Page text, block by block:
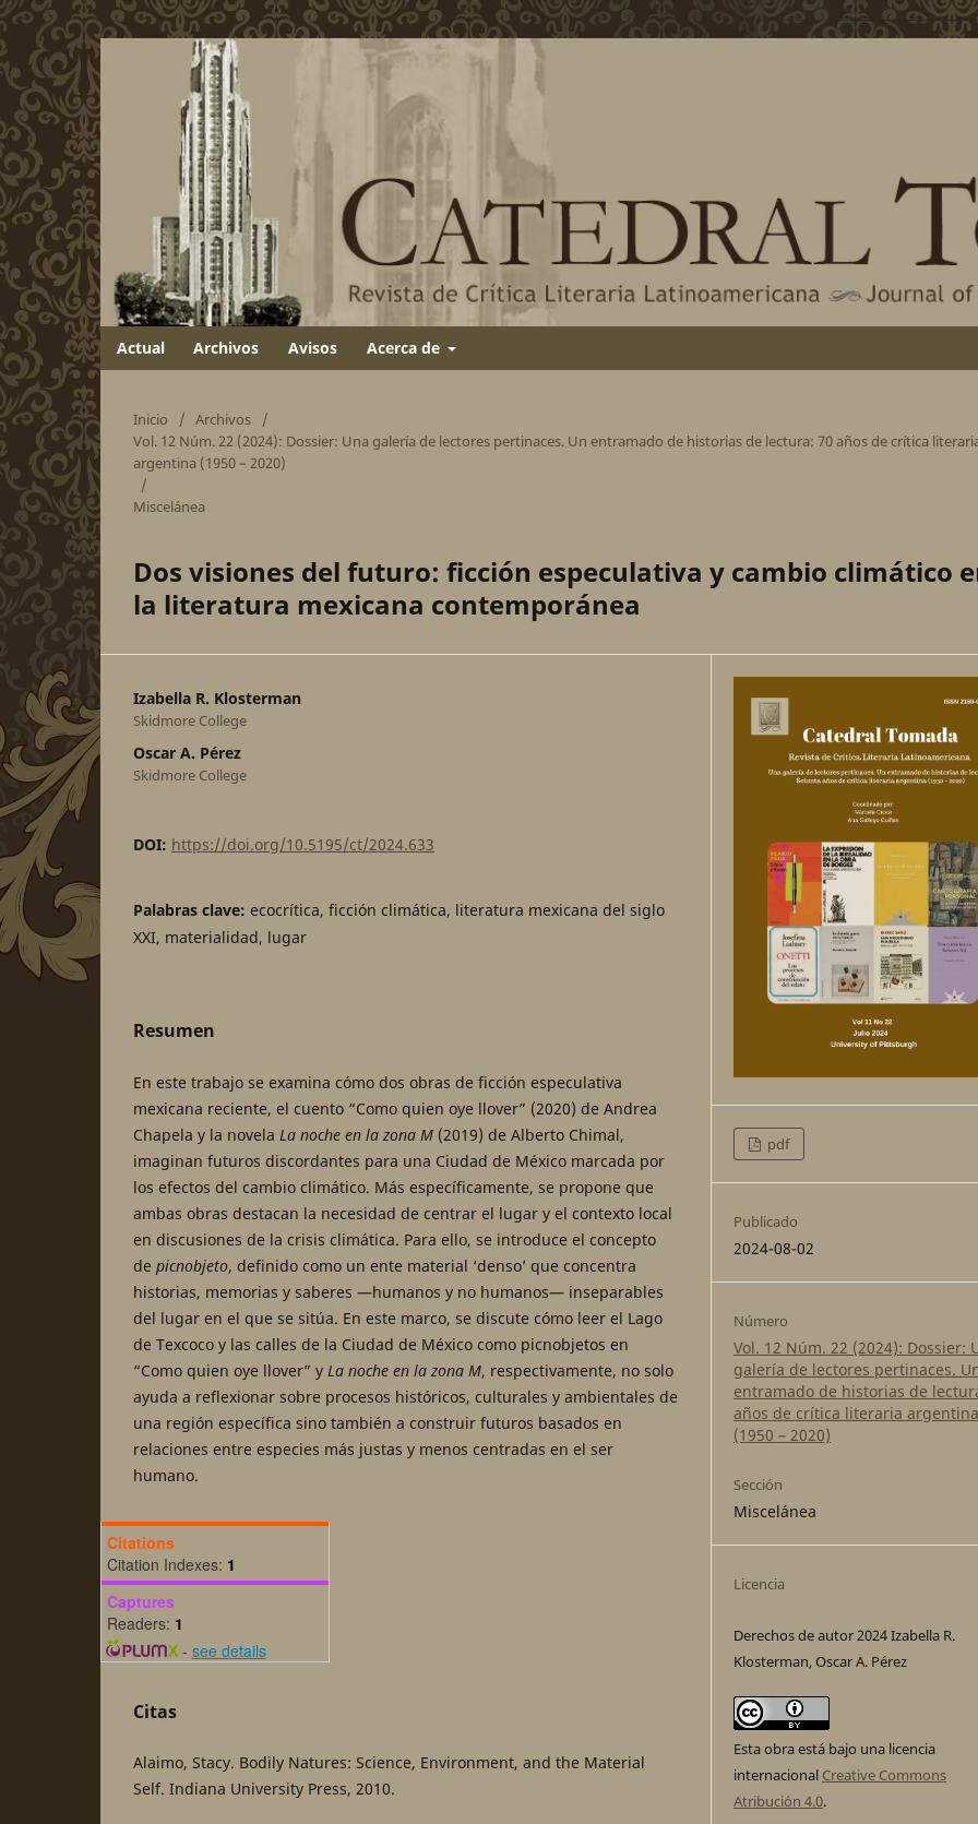
Actual Archivos Avisos Acerca de
Inicio / Archivos
/
Vol. 12 Núm. 22 (2024): Dossier: Una galería de lectores pertinaces. Un entramado de historias de lectura: 70 años de crítica
argentina (1950 – 2020)
/
Miscelánea
Dos visiones del futuro: ficción especulativa y cambio climático
la literatura mexicana contemporánea
Izabella R. Klosterman
Skidmore College
Oscar A. Pérez
Skidmore College
DOI: https://doi.org/10.5195/ct/2024.633
Palabras clave: ecocrítica, ficción climática, literatura mexicana del siglo
XXI, materialidad, lugar
Resumen
En este trabajo se examina cómo dos obras de ficción especulativa
mexicana reciente, el cuento “Como quien oye llover” (2020) de Andrea
Chapela y la novela La noche en la zona M (2019) de Alberto Chimal,
imaginan futuros discordantes para una Ciudad de México marcada por
los efectos del cambio climático. Más específicamente, se propone que
ambas obras destacan la necesidad de centrar el lugar y el contexto local
en discusiones de la crisis climática. Para ello, se introduce el concepto
de picnobjeto, definido como un ente material ‘denso’ que concentra
historias, memorias y saberes —humanos y no humanos— inseparables
del lugar en el que se sitúa. En este marco, se discute cómo leer el Lago
de Texcoco y las calles de la Ciudad de México como picnobjetos en
“Como quien oye llover” y La noche en la zona M, respectivamente, no solo
ayuda a reflexionar sobre procesos históricos, culturales y ambientales de
una región específica sino también a construir futuros basados en
relaciones entre especies más justas y menos centradas en el ser
humano.
Citations
Citation Indexes: 1
Captures
Readers: 1
- see details
Citas
Alaimo, Stacy. Bodily Natures: Science, Environment, and the Material
Self. Indiana University Press, 2010.
pdf
Publicado
2024-08-02
Número
Vol. 12 Núm. 22 (2024): Dossier:
galería de lectores pertinaces.
entramado de historias de
años de crítica literaria argentina
(1950 – 2020)
Sección
Miscelánea
Licencia
Derechos de autor 2024 Izabella R.
Klosterman, Oscar A. Pérez
Esta obra está bajo una licencia
internacional Creative Commons
Atribución 4.0.